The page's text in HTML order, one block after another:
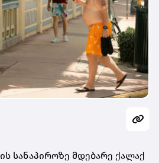
სანაპიროზე მდებარე ქალაქ